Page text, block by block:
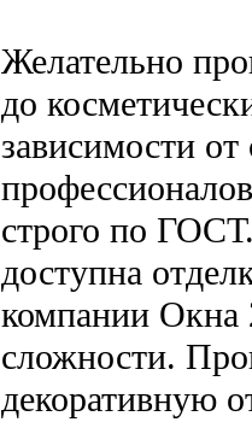
Желательно
до
зависимости
строго по
доступна
компании Окна
сложности.
декоративную